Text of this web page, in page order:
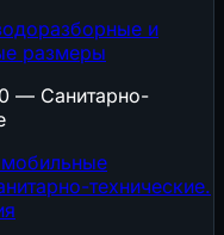
и
размеры
— Санитарно-
технические.